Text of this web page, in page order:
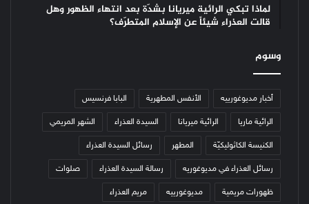
لماذا تبكي الرائية ميريانا بشدّة بعد انتهاء الظهور وهل
قالت العذراء شيئاً عن الإسلام المتطرّف؟
وسوم
أخبار مديوغورييه الأنفس المطهرية البابا فرنسيس
الرائية ماريا الرائية ميريانا السيدة العذراء الشهر المريمي
الكنيسة الكاثوليكيّة المطهر رسائل السيدة العذراء
رسائل العذراء في مديوغوريه رسالة السيدة العذراء صلوات
ظهورات مريمية مديوغورييه مريم العذراء